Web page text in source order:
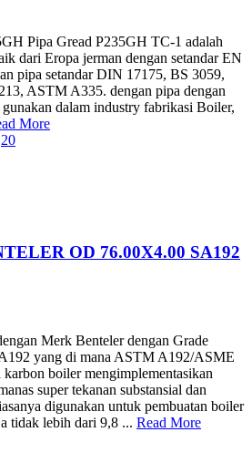
Pipa Gread P235GH TC-1 adalah
dari Eropa jerman dengan setandar EN
pipa setandar DIN 17175, BS 3059,
ASTM A335. dengan pipa dengan
dalam industry fabrikasi Boiler,
More
OD 76.00X4.00 SA192
Merk Benteler dengan Grade
yang di mana ASTM A192/ASME
boiler mengimplementasikan
super tekanan substansial dan
digunakan untuk pembuatan boiler
tidak lebih dari 9,8 ... Read More